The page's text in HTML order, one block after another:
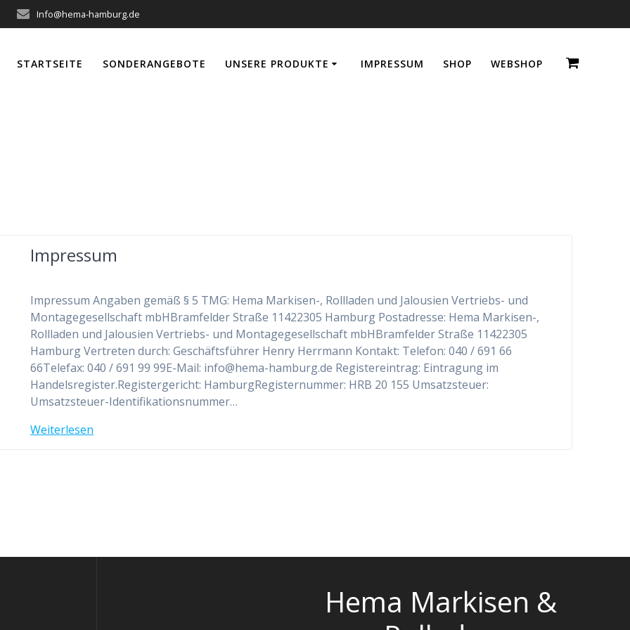
Info@hema-hamburg.de
STARTSEITE SONDERANGEBOTE UNSERE PRODUKTE IMPRESSUM SHOP WEBSHOP
Impressum
Impressum Angaben gemäß § 5 TMG: Hema Markisen-, Rollladen und Jalousien Vertriebs- und
Montagegesellschaft mbHBramfelder Straße 11422305 Hamburg Postadresse: Hema Markisen-,
Rollladen und Jalousien Vertriebs- und Montagegesellschaft mbHBramfelder Straße 11422305
Hamburg Vertreten durch: Geschäftsführer Henry Herrmann Kontakt: Telefon: 040 / 691 66
66Telefax: 040 / 691 99 99E-Mail: info@hema-hamburg.de Registereintrag: Eintragung im
Handelsregister.Registergericht: HamburgRegisternummer: HRB 20 155 Umsatzsteuer:
Umsatzsteuer-Identifikationsnummer…
Weiterlesen
Hema Markisen &